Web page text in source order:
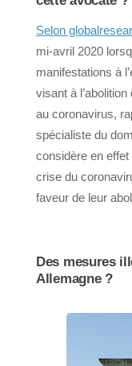
Selon
mi-avril 2020
manifestations à
visant à
au coronavirus,
spécialiste du
considère en
crise du
faveur de leur
Des mesures
Allemagne ?